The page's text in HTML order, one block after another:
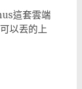
這套雲端
以丟的上